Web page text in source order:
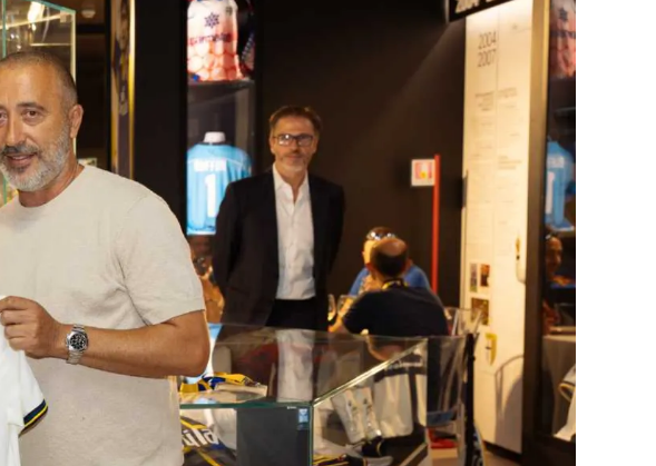
sempre abilitati
abilitato